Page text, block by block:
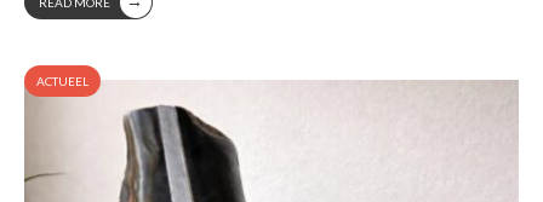
ACTUEEL